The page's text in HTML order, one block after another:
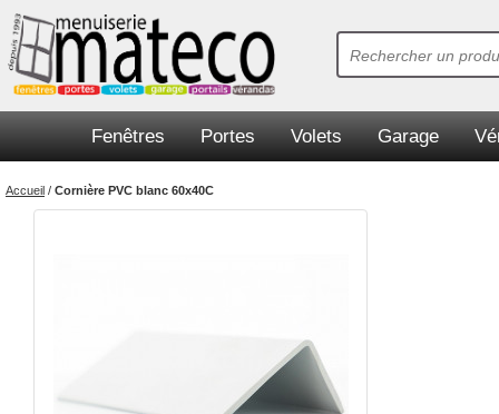
Fenêtres Portes Volets Garage
Accueil / Cornière PVC blanc 60x40C